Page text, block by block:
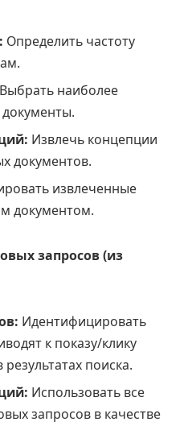
Определить частоту
Выбрать наиболее
Извлечь концепции
документов.
извлеченные
документом.
запросов (из
Идентифицировать
к показу/клику
поиска.
Использовать все
запросов в качестве